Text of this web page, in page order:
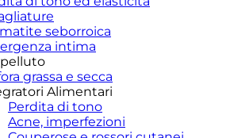
seborroica
intima
grassa e secca
Alimentari
Perdita di tono
Acne, imperfezioni